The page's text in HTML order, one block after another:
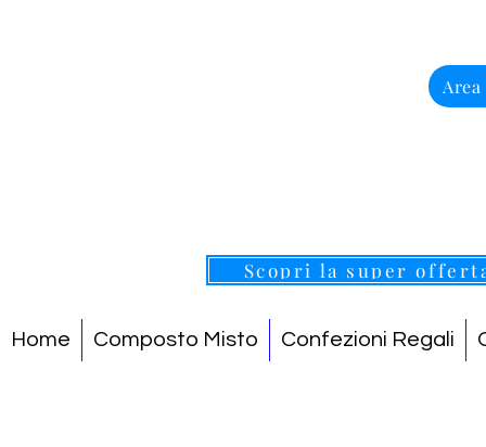
Scopri la super
Home Composto Misto Confezioni Regali